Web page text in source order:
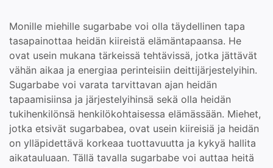
Monille miehille sugarbabe voi olla täydellinen tapa
tasapainottaa heidän kiireistä elämäntapaansa. He
ovat usein mukana tärkeissä tehtävissä, jotka jättävät
vähän aikaa ja energiaa perinteisiin deittijärjestelyihin.
Sugarbabe voi varata tarvittavan ajan heidän
tapaamisiinsa ja järjestelyihinsä sekä olla heidän
tukihenkilönsä henkilökohtaisessa elämässään. Miehet,
jotka etsivät sugarbabea, ovat usein kiireisiä ja heidän
on ylläpidettävä korkeaa tuottavuutta ja kykyä hallita
aikatauluaan. Tällä tavalla sugarbabe voi auttaa heitä